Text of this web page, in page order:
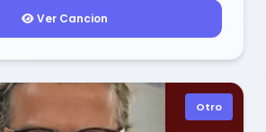
Ver Cancion
Otro